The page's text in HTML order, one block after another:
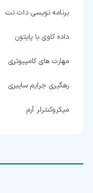
برنامه نویسی دات نت
داده کاوی با پایتون
مهارت های کامپیوتری
رهگیری جرایم سایبری
میکروکنترلر آرم